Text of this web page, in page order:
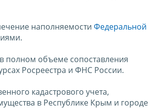
наполняемости Федеральной
полном объеме сопоставления
Росреестра и ФНС России.
кадастрового учета,
в Республике Крым и городе